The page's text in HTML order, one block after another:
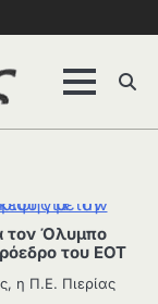
τον Όλυμπο
του ΕΟΤ
η Π.Ε. Πιερίας